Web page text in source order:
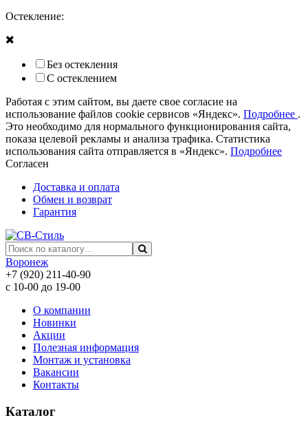
Остекление:
Без остекления
С остеклением
Работая с этим сайтом, вы даете свое согласие на
использование файлов cookie сервисов «Яндекс». Подробнее .
Это необходимо для нормального функционирования сайта,
показа целевой рекламы и анализа трафика. Статистика
использования сайта отправляется в «Яндекс». Подробнее
Согласен
Доставка и оплата
Обмен и возврат
Гарантия
Воронеж
+7 (920) 211-40-90
с 10-00 до 19-00
О компании
Новинки
Акции
Полезная информация
Монтаж и установка
Вакансии
Контакты
Каталог